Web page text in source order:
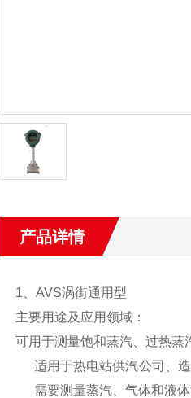
产品详情
1、 AVS涡街通用型
主要用途及应用领域：
可用于测量饱和蒸汽、过热蒸
适用于热电站供汽公司、
需要测量蒸汽、气体和液体